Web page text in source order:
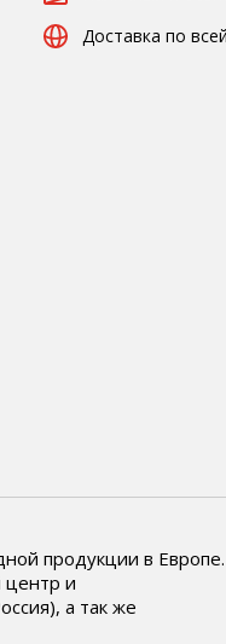
Доставка по
продукции в Европе.
центр и
а так же